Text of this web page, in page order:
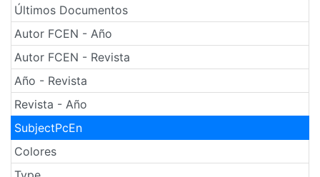
Últimos Documentos
Autor FCEN - Año
Autor FCEN - Revista
Año - Revista
Revista - Año
SubjectPcEn
Colores